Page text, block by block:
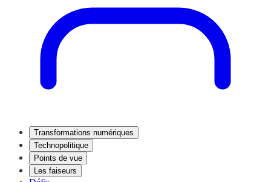
Transformations numériques
Technopolitique
Points de vue
Les faiseurs